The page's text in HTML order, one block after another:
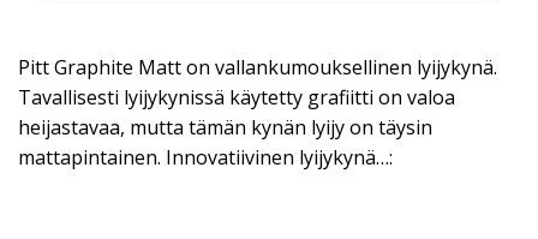
Pitt Graphite Matt on vallankumouksellinen lyijykynä.
Tavallisesti lyijykynissä käytetty grafiitti on valoa
heijastavaa, mutta tämän kynän lyijy on täysin
mattapintainen. Innovatiivinen lyijykynä…: